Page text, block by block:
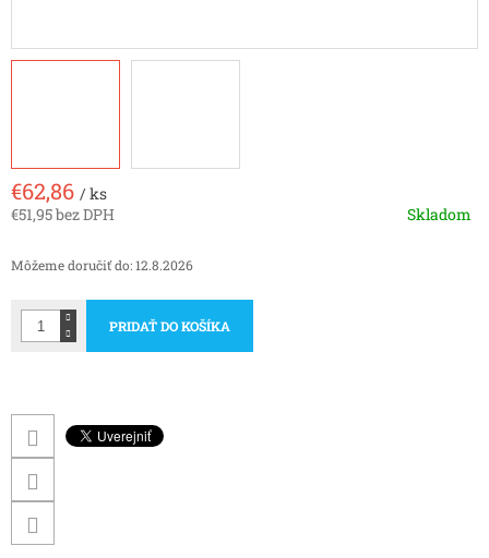
€62,86 / ks
€51,95 bez DPH
cena:
Skladom
Môžeme doručiť do:12.8.2026
PRIDAŤ DO KOŠÍKA